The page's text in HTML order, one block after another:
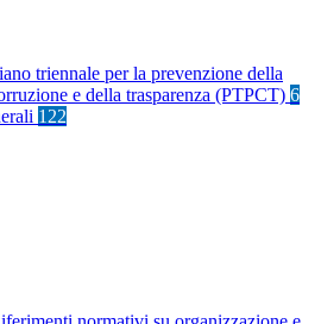
triennale per la prevenzione della
e della trasparenza (PTPCT) 6
122